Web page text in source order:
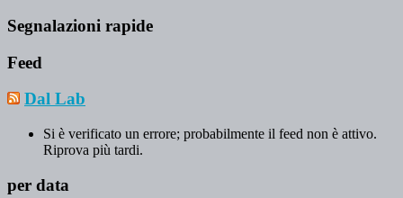
Segnalazioni rapide
Feed
Dal Lab
Si è verificato un errore; probabilmente il feed non è attivo.
Riprova più tardi.
per data